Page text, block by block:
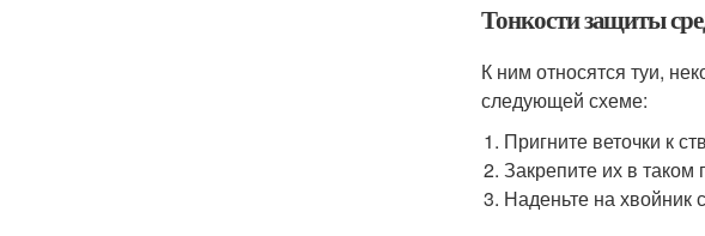
Тонкости защиты
К ним относятся туи,
следующей схеме:
Пригните веточки к
Закрепите их в таком
Наденьте на хвойник